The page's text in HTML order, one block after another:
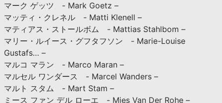
マーク ゲッツ - Mark Goetz –
マッティ・クレネル - Matti Klenell –
マティアス・ストールボム - Mattias Stahlbom –
マリー・ルイース・グフタフソン - Marie-Louise
Gustafs… –
マルコ マラン - Marco Maran –
マルセル ワンダース - Marcel Wanders –
マルト スタム - Mart Stam –
ミース ファン デル ローエ - Mies Van Der Rohe –